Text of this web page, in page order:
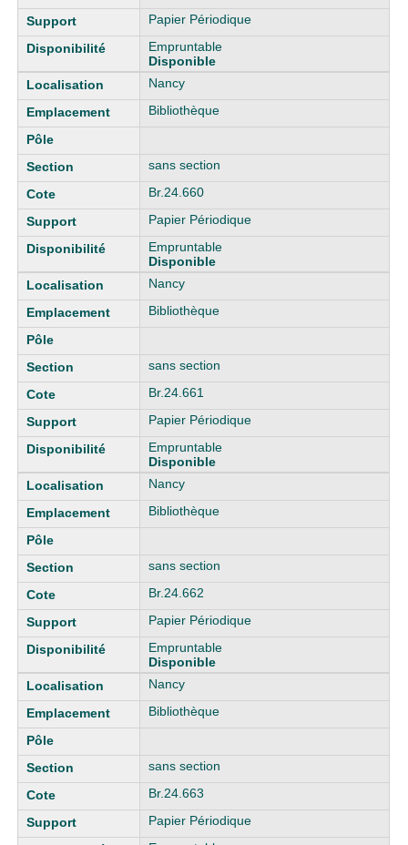
Papier Périodique
Empruntable
Disponible
Nancy
Bibliothèque
sans section
Br.24.660
Papier Périodique
Empruntable
Disponible
Nancy
Bibliothèque
sans section
Br.24.661
Papier Périodique
Empruntable
Disponible
Nancy
Bibliothèque
sans section
Br.24.662
Papier Périodique
Empruntable
Disponible
Nancy
Bibliothèque
sans section
Br.24.663
Papier Périodique